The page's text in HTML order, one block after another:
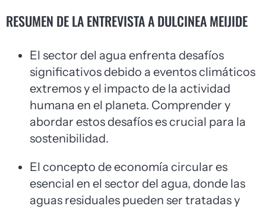
RESUMEN DE LA ENTREVISTA A DULCINEA MEIJIDE
El sector del agua enfrenta desafíos
significativos debido a eventos climáticos
extremos y el impacto de la actividad
humana en el planeta. Comprender y
abordar estos desafíos es crucial para la
sostenibilidad.
El concepto de economía circular es
esencial en el sector del agua, donde las
aguas residuales pueden ser tratadas y